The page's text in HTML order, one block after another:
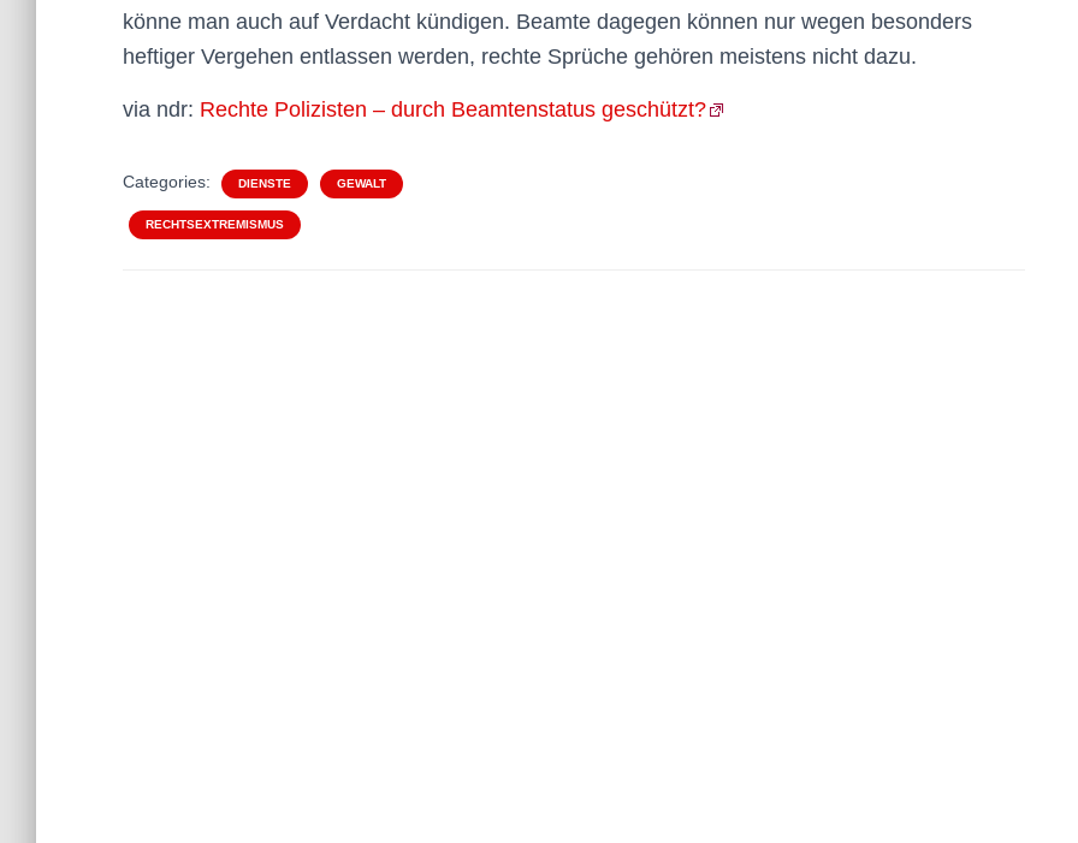
könne man auch auf Verdacht kündigen. Beamte dagegen können nur wegen besonders
heftiger Vergehen entlassen werden, rechte Sprüche gehören meistens nicht dazu.
via ndr: Rechte Polizisten – durch Beamtenstatus geschützt?
Categories: DIENSTE GEWALT
RECHTSEXTREMISMUS